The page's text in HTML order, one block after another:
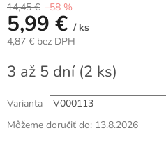
14,45 € –58 %
5,99 € / ks
4,87 € bez DPH
cena:
3 až 5 dní (2 ks)
Varianta
Môžeme doručiť do: 13.8.2026